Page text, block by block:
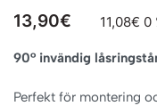
13,90€ 11,08€ 0
90° invändig
Perfekt för montering